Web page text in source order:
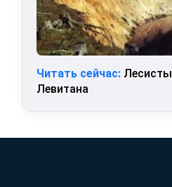
Читать сейчас:
Левитана